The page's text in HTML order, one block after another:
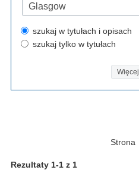
Glasgow
szukaj w tytułach i opisach
szukaj tylko w tytułach
Więcej
Strona
Rezultaty 1-1 z 1